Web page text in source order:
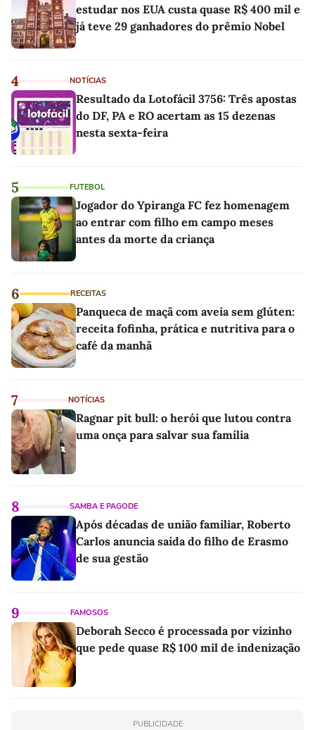
estudar nos EUA custa quase R$ 400 mil e
já teve 29 ganhadores do prêmio Nobel
4 NOTÍCIAS
Resultado da Lotofácil 3756: Três apostas
do DF, PA e RO acertam as 15 dezenas
nesta sexta-feira
5 FUTEBOL
Jogador do Ypiranga FC fez homenagem
ao entrar com filho em campo meses
antes da morte da criança
6 RECEITAS
Panqueca de maçã com aveia sem glúten:
receita fofinha, prática e nutritiva para o
café da manhã
7 NOTÍCIAS
Ragnar pit bull: o herói que lutou contra
uma onça para salvar sua família
8 SAMBA E PAGODE
Após décadas de união familiar, Roberto
Carlos anuncia saída do filho de Erasmo
de sua gestão
9 FAMOSOS
Deborah Secco é processada por vizinho
que pede quase R$ 100 mil de indenização
PUBLICIDADE